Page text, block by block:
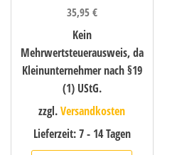
35,95€
Kein
Mehrwertsteuerausweis, da
Kleinunternehmer nach §19
(1) UStG.
zzgl.Versandkosten
Lieferzeit:7 - 14 Tagen